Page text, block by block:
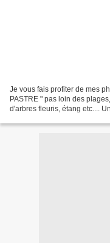
Je vous fais profiter de mes
PASTRE " pas loin des
d'arbres fleuris, étang etc....